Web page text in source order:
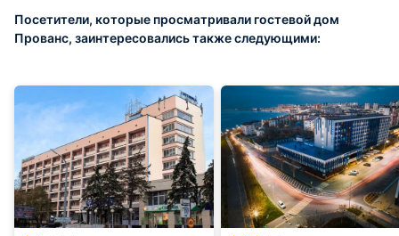
Посетители, которые просматривали гостевой дом
Прованс, заинтересовались также следующими: